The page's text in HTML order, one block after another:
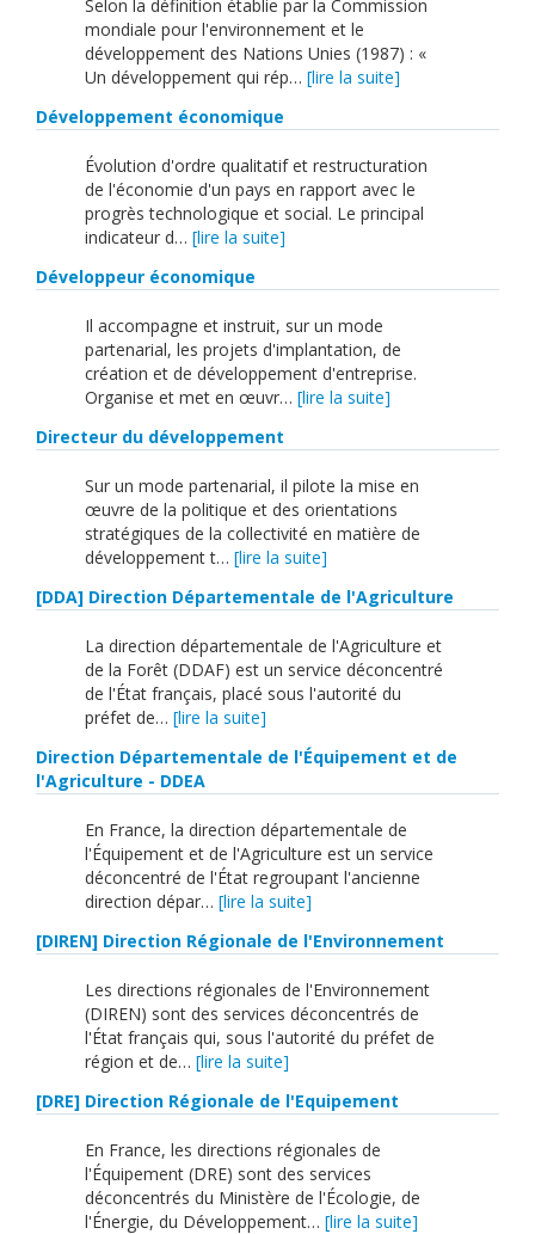
Selon la définition établie par la Commission
mondiale pour l'environnement et le
développement des Nations Unies (1987) : «
Un développement qui rép… [lire la suite]
Développement économique
Évolution d'ordre qualitatif et restructuration
de l'économie d'un pays en rapport avec le
progrès technologique et social. Le principal
indicateur d… [lire la suite]
Développeur économique
Il accompagne et instruit, sur un mode
partenarial, les projets d'implantation, de
création et de développement d'entreprise.
Organise et met en œuvr… [lire la suite]
Directeur du développement
Sur un mode partenarial, il pilote la mise en
œuvre de la politique et des orientations
stratégiques de la collectivité en matière de
développement t… [lire la suite]
[DDA] Direction Départementale de l'Agriculture
La direction départementale de l'Agriculture et
de la Forêt (DDAF) est un service déconcentré
de l'État français, placé sous l'autorité du
préfet de… [lire la suite]
Direction Départementale de l'Équipement et de
l'Agriculture - DDEA
En France, la direction départementale de
l'Équipement et de l'Agriculture est un service
déconcentré de l'État regroupant l'ancienne
direction dépar… [lire la suite]
[DIREN] Direction Régionale de l'Environnement
Les directions régionales de l'Environnement
(DIREN) sont des services déconcentrés de
l'État français qui, sous l'autorité du préfet de
région et de… [lire la suite]
[DRE] Direction Régionale de l'Equipement
En France, les directions régionales de
l'Équipement (DRE) sont des services
déconcentrés du Ministère de l'Écologie, de
l'Énergie, du Développement… [lire la suite]